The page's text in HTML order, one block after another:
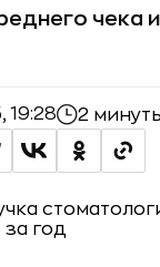
чека
19:28 2